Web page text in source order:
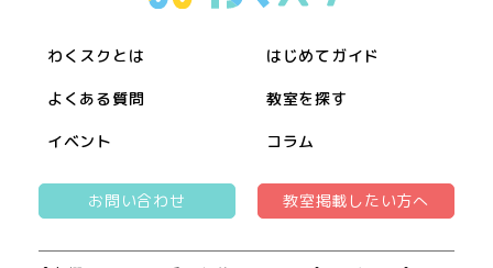
わくスクとは はじめてガイド
よくある質問 教室を探す
イベント コラム
お問い合わせ 教室掲載したい方へ